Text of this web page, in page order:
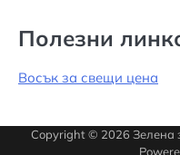
Полезни
Восък за свещи цена
Copyright © 2026 Зелена